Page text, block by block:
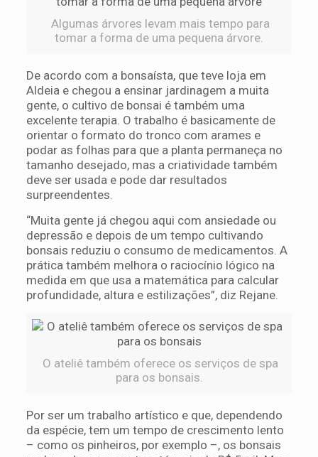
Algumas árvores levam mais tempo para
tomar a forma de uma pequena árvore.
De acordo com a bonsaísta, que teve loja em
Aldeia e chegou a ensinar jardinagem a muita
gente, o cultivo de bonsai é também uma
excelente terapia. O trabalho é basicamente de
orientar o formato do tronco com arames e
podar as folhas para que a planta permaneça no
tamanho desejado, mas a criatividade também
deve ser usada e pode dar resultados
surpreendentes.
“Muita gente já chegou aqui com ansiedade ou
depressão e depois de um tempo cultivando
bonsais reduziu o consumo de medicamentos. A
prática também melhora o raciocínio lógico na
medida em que usa a matemática para calcular
profundidade, altura e estilizações”, diz Rejane.
O ateliê também oferece os serviços de spa
para os bonsais.
Por ser um trabalho artístico e que, dependendo
da espécie, tem um tempo de crescimento lento
– como os pinheiros, por exemplo –, os bonsais